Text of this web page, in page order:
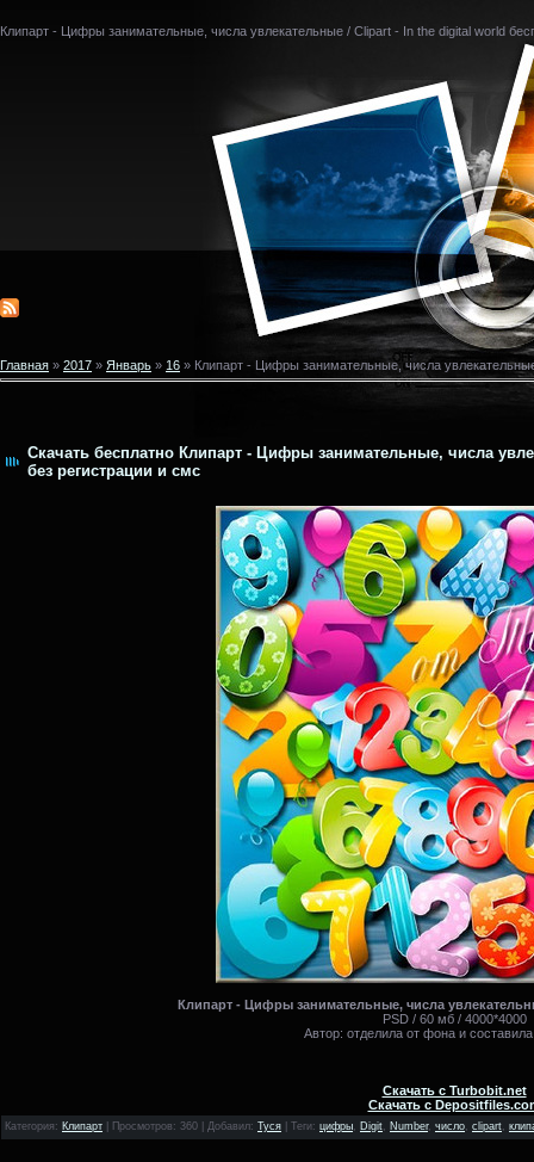
Клипарт - Цифры занимательные, числа увлекательные / Clipart - In the digital world
Главная » 2017 » Январь » 16 » Клипарт - Цифры занимательные, числа
Скачать бесплатно Клипарт - Цифры занимательные, числа
без регистрации и смс
Клипарт - Цифры занимательные, числа
PSD / 60 мб / 4000*4000
Автор: отделила от фона и
Скачать с Turbobit.net
Скачать с
Категория : Клипарт Просмотров: 360 | Добавил: Туся Теги: цифры, Digit, Number, число, clipart,